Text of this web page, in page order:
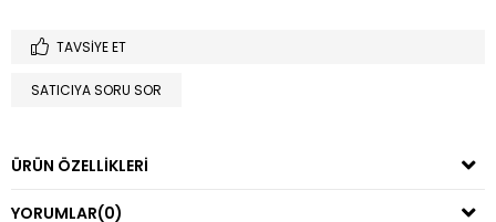
TAVSIYE ET
SATICIYA SORU SOR
ÜRÜN ÖZELLIKLERI
YORUMLAR(0)